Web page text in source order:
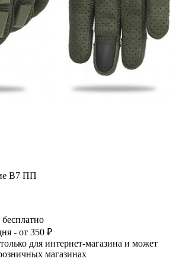
В7 ПП
- от 350 ₽
для интернет-магазина и может
магазинах